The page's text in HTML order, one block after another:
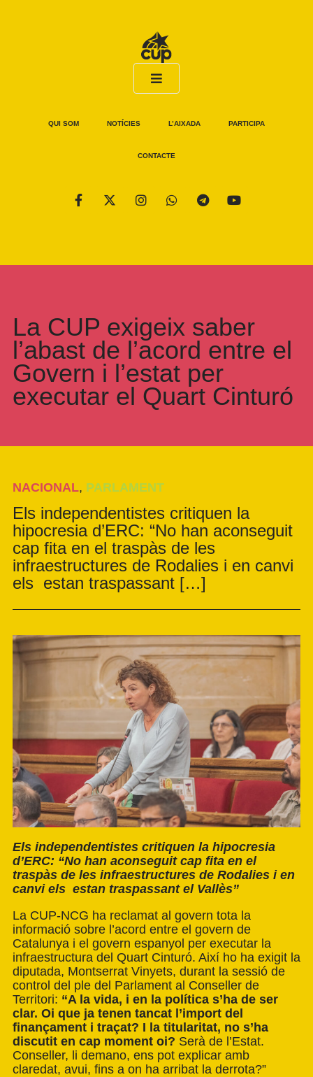
QUI SOM NOTÍCIES L’AIXADA PARTICIPA
CONTACTE
La CUP exigeix saber
l’abast de l’acord entre el
Govern i l’estat per
executar el Quart Cinturó
NACIONAL, PARLAMENT
Els independentistes critiquen la
hipocresia d’ERC: “No han aconseguit
cap fita en el traspàs de les
infraestructures de Rodalies i en canvi
els estan traspassant […]
Els independentistes critiquen la hipocresia
d’ERC: “No han aconseguit cap fita en el
traspàs de les infraestructures de Rodalies i en
canvi els estan traspassant el Vallès”
La CUP-NCG ha reclamat al govern tota la
informació sobre l’acord entre el govern de
Catalunya i el govern espanyol per executar la
infraestructura del Quart Cinturó. Així ho ha exigit la
diputada, Montserrat Vinyets, durant la sessió de
control del ple del Parlament al Conseller de
Territori: “A la vida, i en la política s’ha de ser
clar. Oi que ja tenen tancat l’import del
finançament i traçat? I la titularitat, no s’ha
discutit en cap moment oi? Serà de l’Estat.
Conseller, li demano, ens pot explicar amb
claredat, avui, fins a on ha arribat la derrota?”